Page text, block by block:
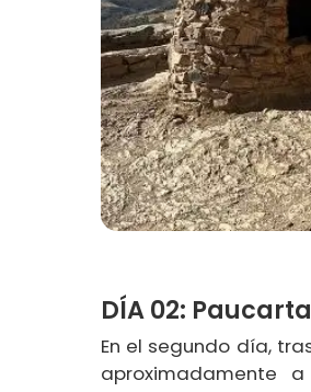
DÍA 02:
En el segundo día,
aproximadamente